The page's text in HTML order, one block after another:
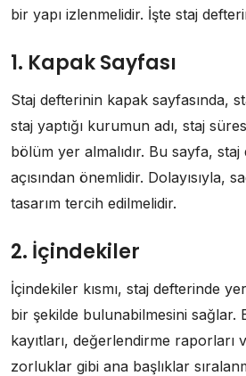
bir yapı izlenmelidir. İşte staj
1. Kapak Sayfası
Staj defterinin kapak sayfasında,
staj yaptığı kurumun adı, staj
bölüm yer almalıdır. Bu sayfa,
açısından önemlidir. Dolayısıyla,
tasarım tercih edilmelidir.
2. İçindekiler
İçindekiler kısmı, staj defterinde
bir şekilde bulunabilmesini sağlar.
kayıtları, değerlendirme raporları
zorluklar gibi ana başlıklar